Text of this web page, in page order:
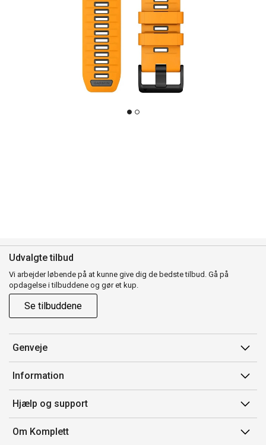
Udvalgte tilbud
Vi arbejder løbende på at kunne give dig de bedste tilbud. Gå på
opdagelse i tilbuddene og gør et kup.
Se tilbuddene
Genveje
Min side
Ordrehistorik
Gavekort
Information
Salgsbetingelser
Mærker/producent
Fortrydelsesret
Hjælp og support
Kontakt os
Om Komplett